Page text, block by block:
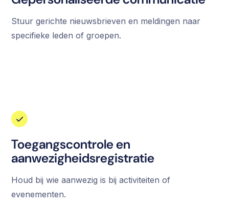
Stuur gerichte nieuwsbrieven en meldingen naar
specifieke leden of groepen.
Toegangscontrole en
aanwezigheidsregistratie
Houd bij wie aanwezig is bij activiteiten of
evenementen.